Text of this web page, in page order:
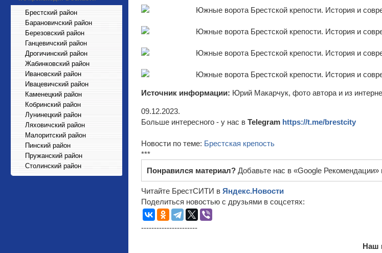
Брестский район
Барановичский район
Березовский район
Ганцевичский район
Дрогичинский район
Жабинковский район
Ивановский район
Ивацевичский район
Каменецкий район
Кобринский район
Лунинецкий район
Ляховичский район
Малоритский район
Пинский район
Пружанский район
Столинский район
Источник информации: Юрий Макарчук, фото автора и из
09.12.2023.
Больше интересного - у нас в Telegram https://t.me/brestcity
Новости по теме: Брестская крепость
***
Понравился материал? Добавьте нас в «Google Рекомендации»
Читайте БрестСИТИ в Яндекс.Новости
Поделиться новостью с друзьями в соцсетях:
----------------------
Наш